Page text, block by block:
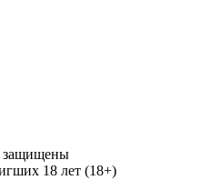
защищены
18 лет (18+)